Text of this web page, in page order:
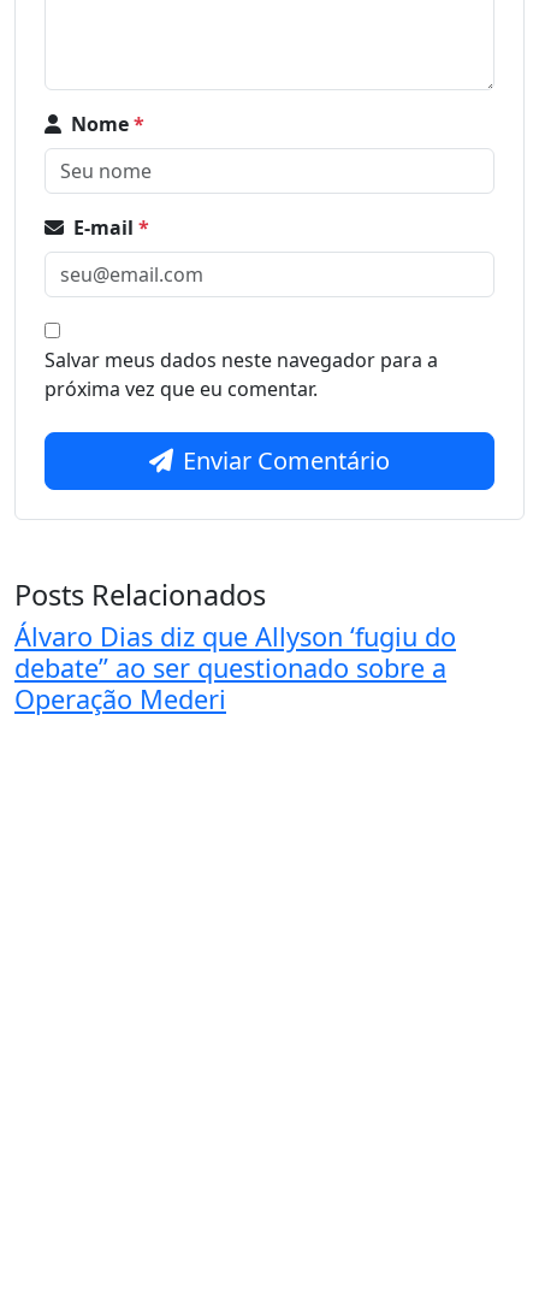
Nome*
E-mail *
Salvar meus dados neste navegador para a
próxima vez que eu comentar.
Enviar Comentário
Posts Relacionados
Álvaro Dias diz que Allyson ‘fugiu do
debate” ao ser questionado sobre a
Operação Mederi